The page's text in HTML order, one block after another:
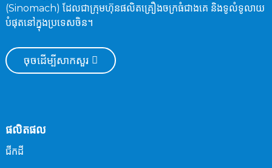
(Sinomach) ដែលជាក្រុមហ៊ុនផលិតគ្រឿងចក្រធំជាងគេ និងទូលំទូលាយ
បំផុតនៅក្នុងប្រទេសចិន។
ចុចដើម្បីសាកសួរ
ផលិតផល
ជីក​ដី